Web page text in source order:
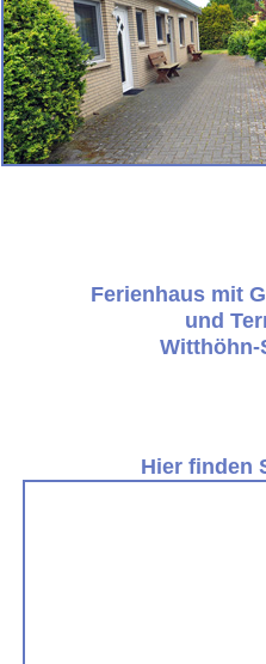
Ferienhaus mit
und
Witthöhn-
Hier finden